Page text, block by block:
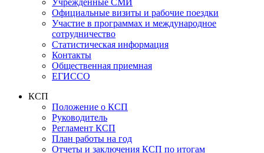
Официальные визиты и рабочие поездки
Участие в программах и международное
сотрудничество
Статистическая информация
Контакты
Общественная приемная
ЕГИССО
КСП
Положение о КСП
Руководитель
Регламент КСП
План работы на год
Отчеты и заключения КСП по итогам